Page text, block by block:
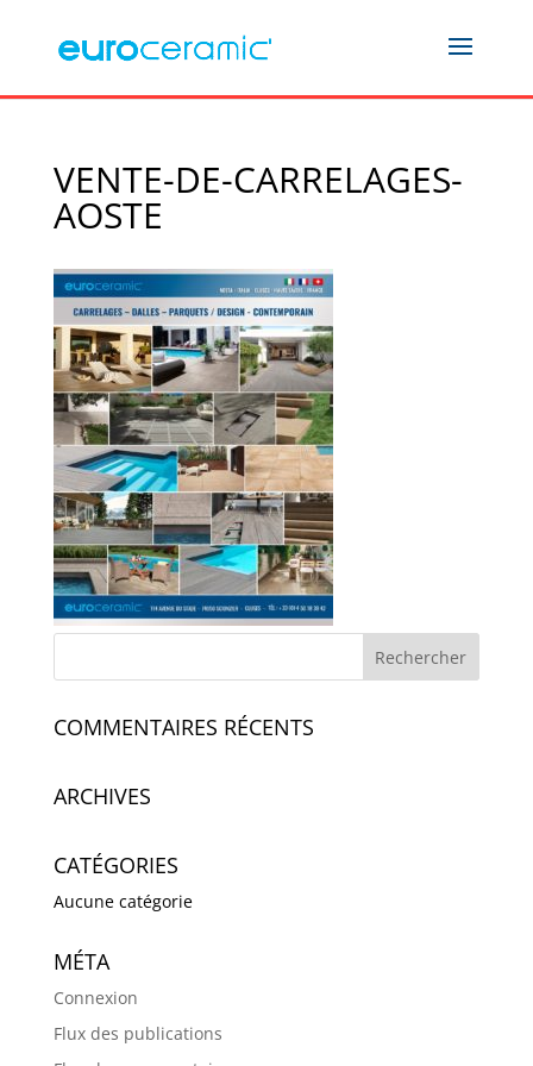
VENTE-DE-CARRELAGES-
AOSTE
COMMENTAIRES RÉCENTS
ARCHIVES
CATÉGORIES
Aucune catégorie
MÉTA
Connexion
Flux des publications